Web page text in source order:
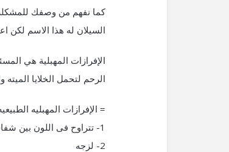
كما نفهم من وصفك
السيلان له هذا الاسم لكن
الإفرازات المهبلية هي
الرحم لتحمل الخلايا
= الإفرازات المهبليه
1- تتراوح فى اللون بين شفافه إلى لون أبيض
2- لزجه